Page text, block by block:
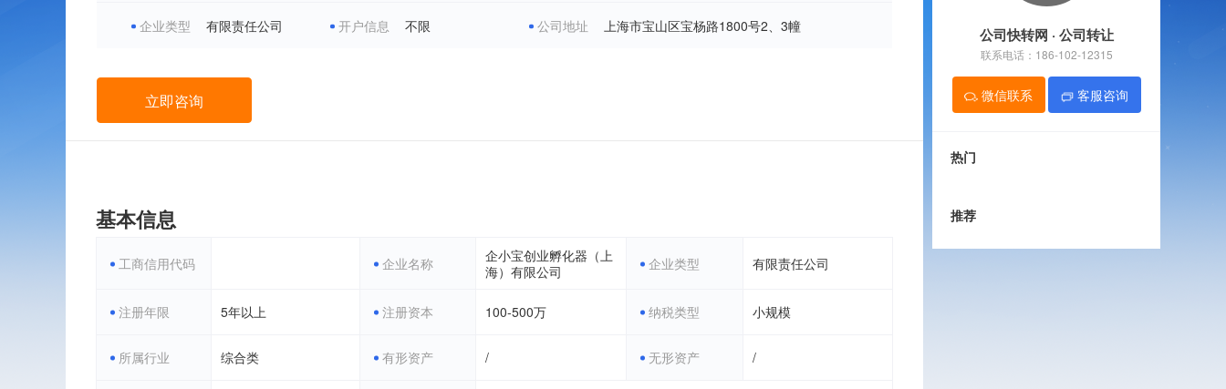
500-800元 1500-2000元 2000-3000元
危险化学品经营许可证
劳务派遣许可证 公共场所卫生许可证
林木许可证
企业类型 有限责任公司 开户信息 不限 公司地址 上海市宝山区宝杨路1800号2、3幢
立即咨询
公司快转网 · 公司转让
联系电话：186-102-12315
微信联系 客服咨询
热门
推荐
基本信息
工商信用代码 企业名称
企小宝创业孵化器（上
海）有限公司
企业类型 有限责任公司
注册年限 5年以上 注册资本 100-500万 纳税类型 小规模
所属行业 综合类 有形资产 / 无形资产 /